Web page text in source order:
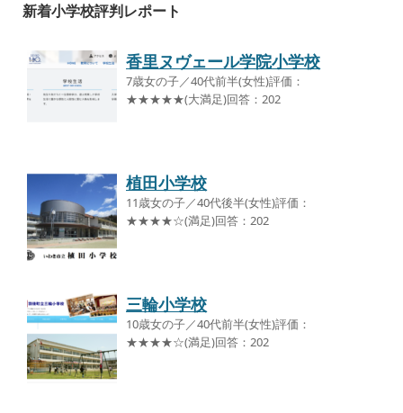
新着小学校評判レポート
香里ヌヴェール学院小学校
7歳女の子／40代前半(女性)評価：
★★★★★(大満足)回答：202
植田小学校
11歳女の子／40代後半(女性)評価：
★★★★☆(満足)回答：202
三輪小学校
10歳女の子／40代前半(女性)評価：
★★★★☆(満足)回答：202